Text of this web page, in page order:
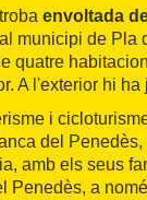
envoltada
municipi de Pla
quatre
A l'exterior hi
i
del Penedès,
amb els seus
Penedès, a